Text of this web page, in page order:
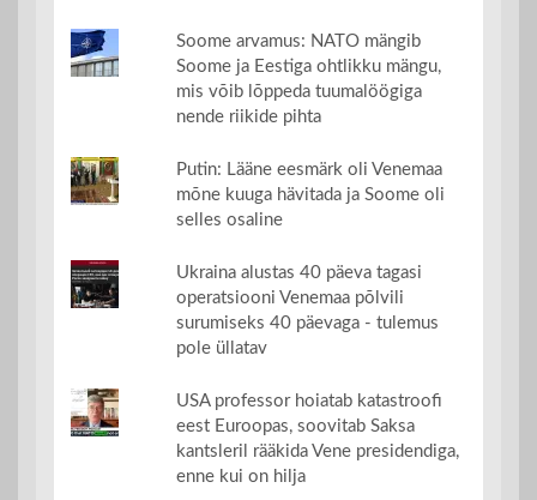
Soome arvamus: NATO mängib
Soome ja Eestiga ohtlikku mängu,
mis võib lõppeda tuumalöögiga
nende riikide pihta
Putin: Lääne eesmärk oli Venemaa
mõne kuuga hävitada ja Soome oli
selles osaline
Ukraina alustas 40 päeva tagasi
operatsiooni Venemaa põlvili
surumiseks 40 päevaga - tulemus
pole üllatav
USA professor hoiatab katastroofi
eest Euroopas, soovitab Saksa
kantsleril rääkida Vene presidendiga,
enne kui on hilja